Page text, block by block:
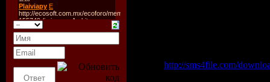
http://sms4file.com/